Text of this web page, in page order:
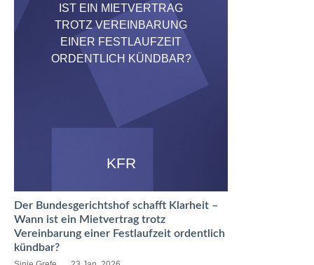
IST EIN MIETVERTRAG
TROTZ VEREINBARUNG
EINER FESTLAUFZEIT
ORDENTLICH KÜNDBAR?
KFR
Der Bundesgerichtshof schafft Klarheit –
Wann ist ein Mietvertrag trotz
Vereinbarung einer Festlaufzeit ordentlich
kündbar?